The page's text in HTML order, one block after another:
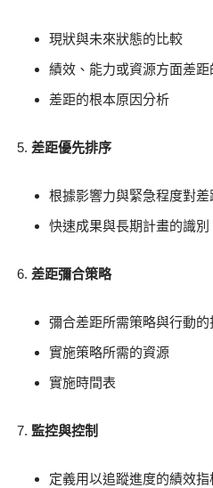
現狀與未來狀態的比較
績效、能力或資源方面差距
差距的根本原因分析
差距優先排序
根據影響力與緊急程度對
快速成果與長期計畫的識別
差距彌合策略
彌合差距所需策略與行動的
實施策略所需的資源
實施時間表
監控與控制
定義用以追蹤進度的績效指